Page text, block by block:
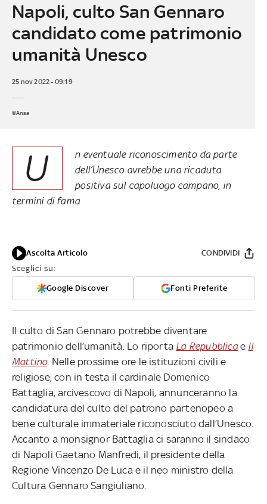
Napoli, culto San Gennaro
candidato come patrimonio
umanità Unesco
25 nov 2022 - 09:19
©Ansa
U
n eventuale riconoscimento da parte
dell’Unesco avrebbe una ricaduta
positiva sul capoluogo campano, in
termini di fama
Ascolta Articolo
Sceglici su:
Google Discover Fonti Preferite
CONDIVIDI
Il culto di San Gennaro potrebbe diventare
patrimonio dell’umanità. Lo riporta La Repubblicae Il
Mattino. Nelle prossime ore le istituzioni civili e
religiose, con in testa il cardinale Domenico
Battaglia, arcivescovo di Napoli, annunceranno la
candidatura del culto del patrono partenopeo a
bene culturale immateriale riconosciuto dall’Unesco.
Accanto a monsignor Battaglia ci saranno il sindaco
di Napoli Gaetano Manfredi, il presidente della
Regione Vincenzo De Luca e il neo ministro della
Cultura Gennaro Sangiuliano.